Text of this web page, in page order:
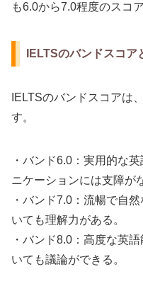
も6.0から7.0程度のスコ
IELTSのバンドスコア
IELTSのバンドスコアは
す。
・バンド6.0：実用的な
ニケーションには支障が
・バンド7.0：流暢で自
いても理解力がある。
・バンド8.0：高度な英
いても議論ができる。